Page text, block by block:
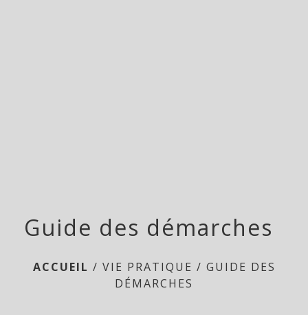
Guide des démarches
ACCUEIL / VIE PRATIQUE / GUIDE DES
DÉMARCHES